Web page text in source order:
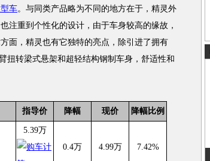
车。与同类产品略为不同的地方在于，精灵外
注重到个性化的设计，由于车身较高的缘故，
面，精灵也有它独特的亮点，除引进了拥有
扭转梁式悬架和超轻结构钢制车身，舒适性和
指导价 降幅 现价 降幅比例
5.39万
0.4万
4.99万 7.42%